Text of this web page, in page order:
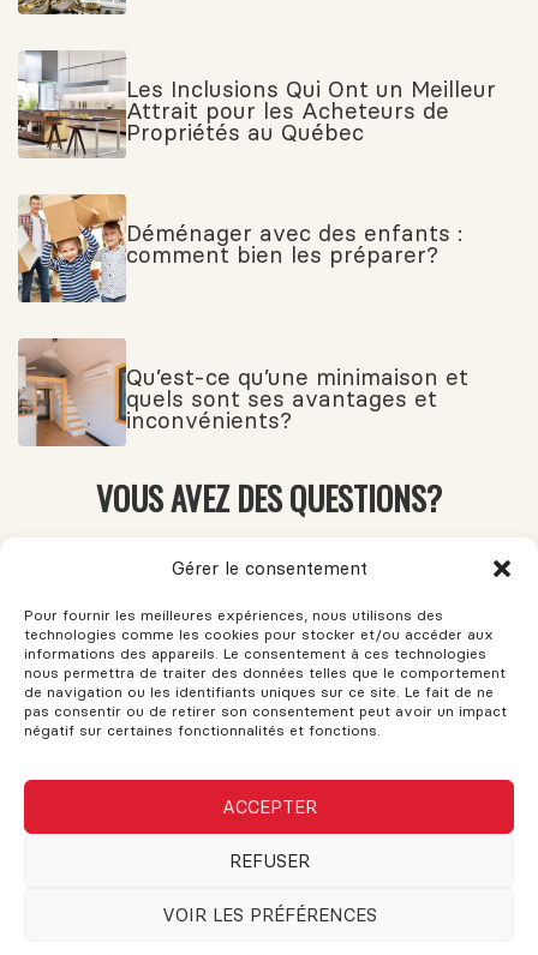
Gérer le consentement
Pour fournir les meilleures expériences, nous utilisons des
technologies comme les cookies pour stocker et/ou accéder aux
informations des appareils. Le consentement à ces technologies
nous permettra de traiter des données telles que le comportement
de navigation ou les identifiants uniques sur ce site. Le fait de ne
pas consentir ou de retirer son consentement peut avoir un impact
négatif sur certaines fonctionnalités et fonctions.
ACCEPTER
REFUSER
VOIR LES PRÉFÉRENCES
Les Inclusions Qui Ont un Meilleur
Attrait pour les Acheteurs de
Propriétés au Québec
Déménager avec des enfants :
comment bien les préparer?
Qu’est-ce qu’une minimaison et
quels sont ses avantages et
inconvénients?
VOUS AVEZ DES QUESTIONS?
L'assistance est disponible pour vos besoins. Le support et les
ce formulaire et une réponse sera envoyée dès que possible.
Nom
Courriel ou téléphone